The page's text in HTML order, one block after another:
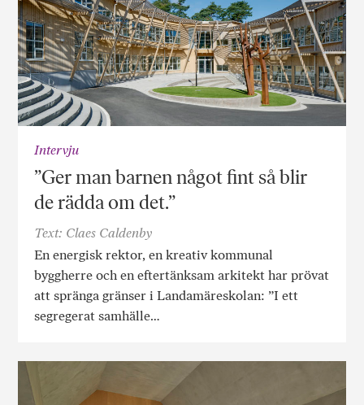
Intervju
”Ger man barnen något fint så blir
de rädda om det.”
Text: Claes Caldenby
En energisk rektor, en kreativ kommunal
byggherre och en eftertänksam arkitekt har prövat
att spränga gränser i Landamäreskolan: ”I ett
segregerat samhälle…